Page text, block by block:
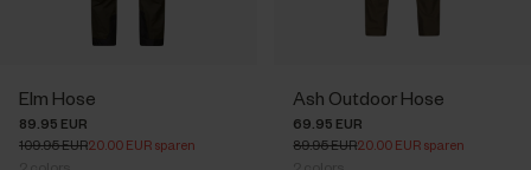
Elm Hose
89.95 EUR
109.95 EUR20.00 EUR sparen
Ash Outdoor Hose
69.95 EUR
89.95 EUR20.00 EUR sparen